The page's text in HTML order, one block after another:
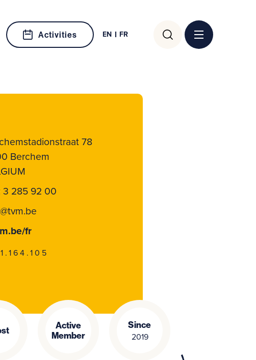
Activities EN FR
Search
for:
78
Berchem
3 285 92 00
fr
Active
Member
Since
2019